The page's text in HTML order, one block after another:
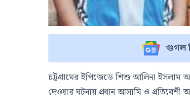
গুগল
চট্টগ্রামের ইপিজেডে শিশু আলিনা
দেওয়ার ঘটনায় প্রধান আসামি ও